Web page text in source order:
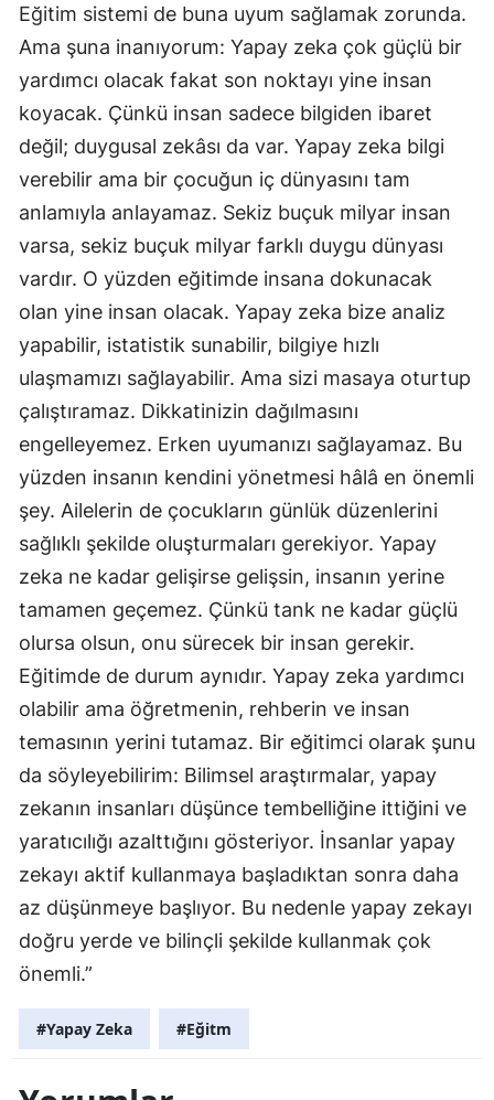
Eğitim sistemi de buna uyum sağlamak zorunda.
Ama şuna inanıyorum: Yapay zeka çok güçlü bir
yardımcı olacak fakat son noktayı yine insan
koyacak. Çünkü insan sadece bilgiden ibaret
değil; duygusal zekâsı da var. Yapay zeka bilgi
verebilir ama bir çocuğun iç dünyasını tam
anlamıyla anlayamaz. Sekiz buçuk milyar insan
varsa, sekiz buçuk milyar farklı duygu dünyası
vardır. O yüzden eğitimde insana dokunacak
olan yine insan olacak. Yapay zeka bize analiz
yapabilir, istatistik sunabilir, bilgiye hızlı
ulaşmamızı sağlayabilir. Ama sizi masaya oturtup
çalıştıramaz. Dikkatinizin dağılmasını
engelleyemez. Erken uyumanızı sağlayamaz. Bu
yüzden insanın kendini yönetmesi hâlâ en önemli
şey. Ailelerin de çocukların günlük düzenlerini
sağlıklı şekilde oluşturmaları gerekiyor. Yapay
zeka ne kadar gelişirse gelişsin, insanın yerine
tamamen geçemez. Çünkü tank ne kadar güçlü
olursa olsun, onu sürecek bir insan gerekir.
Eğitimde de durum aynıdır. Yapay zeka yardımcı
olabilir ama öğretmenin, rehberin ve insan
temasının yerini tutamaz. Bir eğitimci olarak şunu
da söyleyebilirim: Bilimsel araştırmalar, yapay
zekanın insanları düşünce tembelliğine ittiğini ve
yaratıcılığı azalttığını gösteriyor. İnsanlar yapay
zekayı aktif kullanmaya başladıktan sonra daha
az düşünmeye başlıyor. Bu nedenle yapay zekayı
doğru yerde ve bilinçli şekilde kullanmak çok
önemli.”
#Yapay Zeka #Eğitm